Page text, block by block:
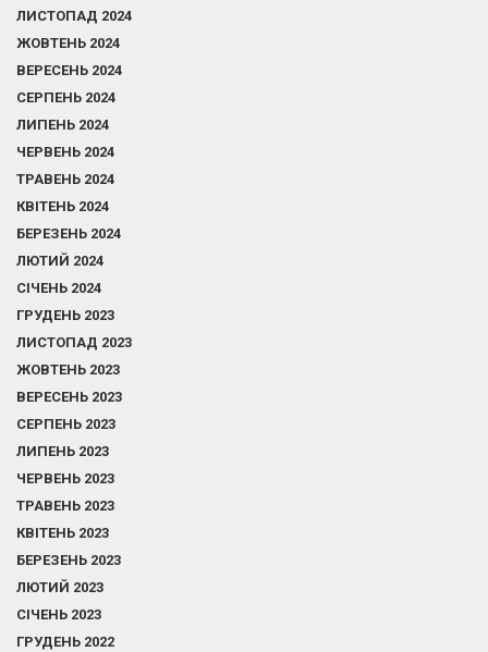
ЛИСТОПАД 2024
ЖОВТЕНЬ 2024
ВЕРЕСЕНЬ 2024
СЕРПЕНЬ 2024
ЛИПЕНЬ 2024
ЧЕРВЕНЬ 2024
ТРАВЕНЬ 2024
КВІТЕНЬ 2024
БЕРЕЗЕНЬ 2024
ЛЮТИЙ 2024
СІЧЕНЬ 2024
ГРУДЕНЬ 2023
ЛИСТОПАД 2023
ЖОВТЕНЬ 2023
ВЕРЕСЕНЬ 2023
СЕРПЕНЬ 2023
ЛИПЕНЬ 2023
ЧЕРВЕНЬ 2023
ТРАВЕНЬ 2023
КВІТЕНЬ 2023
БЕРЕЗЕНЬ 2023
ЛЮТИЙ 2023
СІЧЕНЬ 2023
ГРУДЕНЬ 2022